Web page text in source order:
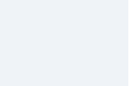
Raton (BCT)
Raton (BCT)
Raton (BCT)